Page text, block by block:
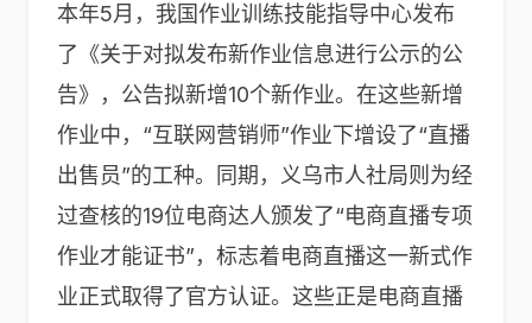
本年5月，我国作业训练技能指导中心发布
了《关于对拟发布新作业信息进行公示的公
告》，公告拟新增10个新作业。在这些新增
作业中，“互联网营销师”作业下增设了“直播
出售员”的工种。同期，义乌市人社局则为经
过查核的19位电商达人颁发了“电商直播专项
作业才能证书”，标志着电商直播这一新式作
业正式取得了官方认证。这些正是电商直播